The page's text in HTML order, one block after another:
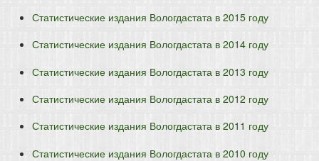
Статистические издания Вологдастата в 2015 году
Статистические издания Вологдастата в 2014 году
Статистические издания Вологдастата в 2013 году
Статистические издания Вологдастата в 2012 году
Статистические издания Вологдастата в 2011 году
Статистические издания Вологдастата в 2010 году